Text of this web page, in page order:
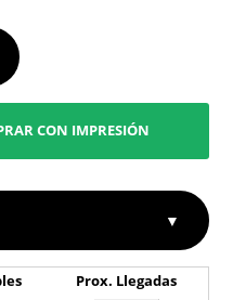
CON IMPRESIÓN
▼
Prox. Llegadas